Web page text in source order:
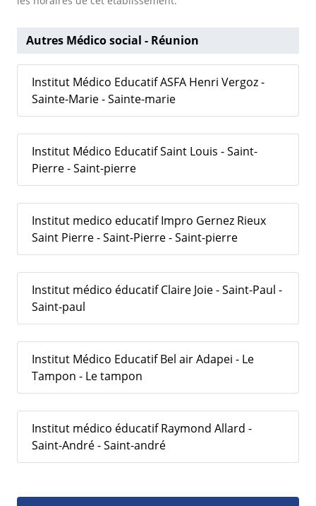
Autres Médico social - Réunion
Institut Médico Educatif ASFA Henri Vergoz -
Sainte-Marie - Sainte-marie
Institut Médico Educatif Saint Louis - Saint-
Pierre - Saint-pierre
Institut medico educatif Impro Gernez Rieux
Saint Pierre - Saint-Pierre - Saint-pierre
Institut médico éducatif Claire Joie - Saint-Paul -
Saint-paul
Institut Médico Educatif Bel air Adapei - Le
Tampon - Le tampon
Institut médico éducatif Raymond Allard -
Saint-André - Saint-andré